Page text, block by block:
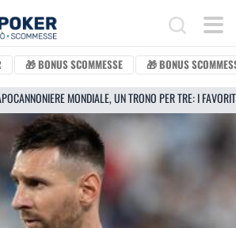
Search for:
🎁 BONUS SCOMMESSE 🎁 BONUS